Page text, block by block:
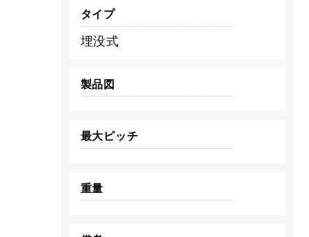
タイプ
埋没式
製品図
最大ピッチ
重量